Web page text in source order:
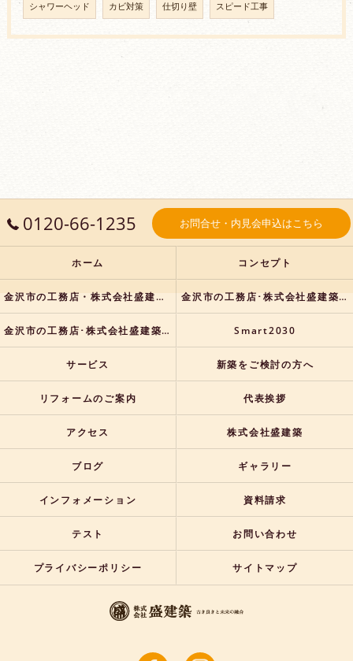
シャワーヘッド カビ対策 仕切り壁 スピード工事
0120-66-1235 お問合せ・内見会申込はこちら
ホーム コンセプト
金沢市の工務店・株式会社盛建築の口コミ情報 金沢市の工務店･株式会社盛建築の評判
金沢市の工務店･株式会社盛建築のお客様の声 Smart2030
サービス 新築をご検討の方へ
リフォームのご案内 代表挨拶
アクセス 株式会社盛建築
ブログ ギャラリー
インフォメーション 資料請求
テスト お問い合わせ
プライバシーポリシー サイトマップ